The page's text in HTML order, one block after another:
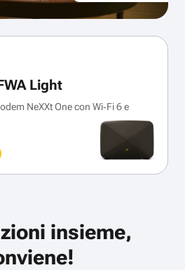
Light
NeXXt One con Wi‑Fi 6 e
insieme,